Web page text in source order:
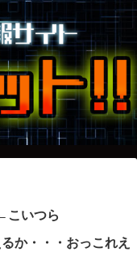
こいつら
か・・・おっこれえ